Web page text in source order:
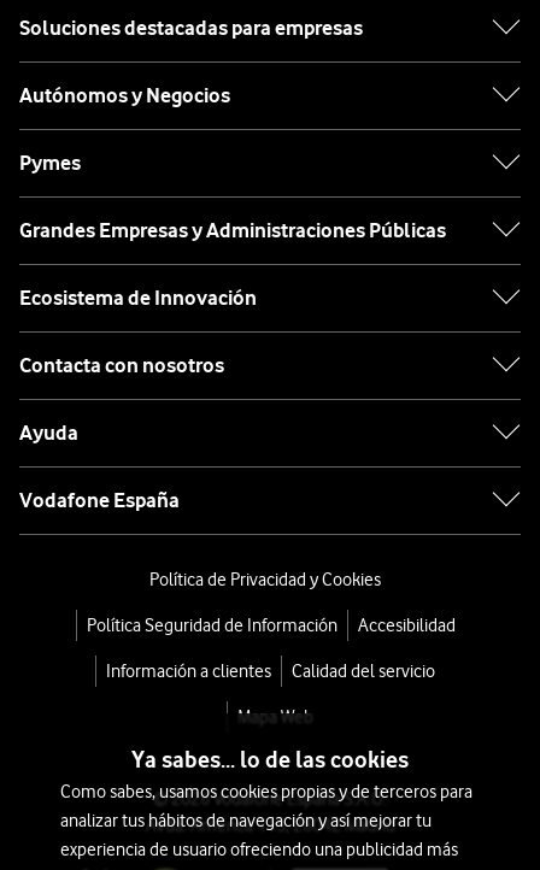
Soluciones destacadas para empresas
Autónomos y Negocios
Pymes
Grandes Empresas y Administraciones Públicas
Ecosistema de Innovación
Contacta con nosotros
Ayuda
Vodafone España
Política de Privacidad y Cookies
Política Seguridad de Información Accesibilidad
Información a clientes Calidad del servicio
Mapa Web
© 2026 Vodafone España S.A.U.
Avda. América 115, 28042 Madrid
Ya sabes... lo de las cookies
Como sabes, usamos cookies propias y de terceros para
analizar tus hábitos de navegación y así mejorar tu
experiencia de usuario ofreciendo una publicidad más